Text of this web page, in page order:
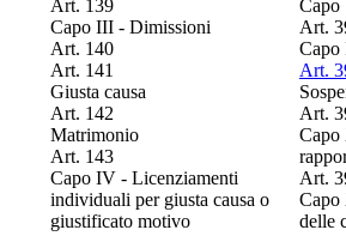
Art. 139
Capo III - Dimissioni
Art. 140
Art. 141
Giusta causa
Art. 142
Matrimonio
Art. 143
Capo IV - Licenziamenti
individuali per giusta causa o
giustificato motivo
Art.
Art.
Art.
Capo
Art.
Capo
delle